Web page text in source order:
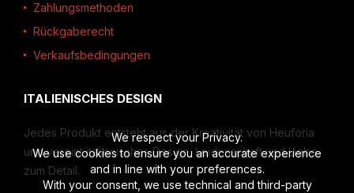
Zahlungsmethoden
Rückgaberecht
Verkaufsbedingungen
ITALIENISCHES DESIGN
Jedes Produkt entsteht aus der Kreativität von Heuforia
und vereint italienisches Design, Leidenschaft und Liebe
zum Detail.
We respect your Privacy.
We use cookies to ensure you an accurate experience
and in line with your preferences.
With your consent, we use technical and third-party